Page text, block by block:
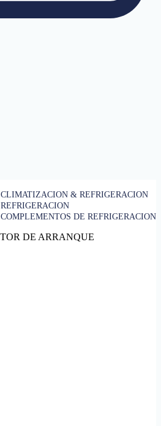
CLIMATIZACION & REFRIGERACION
REFRIGERACION
COMPLEMENTOS DE REFRIGERACION